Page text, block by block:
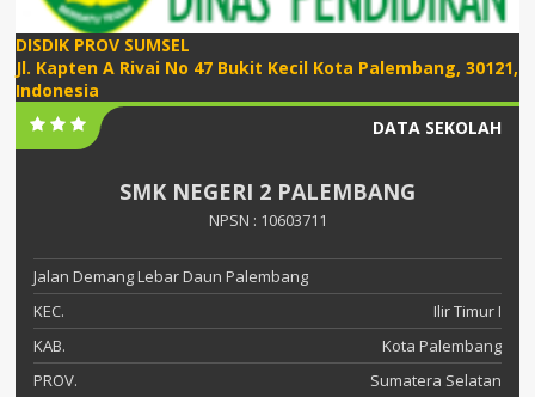
DISDIK PROV SUMSEL
Jl. Kapten A Rivai No 47 Bukit Kecil Kota Palembang, 30121,
Indonesia
DATA SEKOLAH
SMK NEGERI 2 PALEMBANG
NPSN : 10603711
Jalan Demang Lebar Daun Palembang
KEC.
Ilir Timur I
KAB.
Kota Palembang
PROV.
Sumatera Selatan